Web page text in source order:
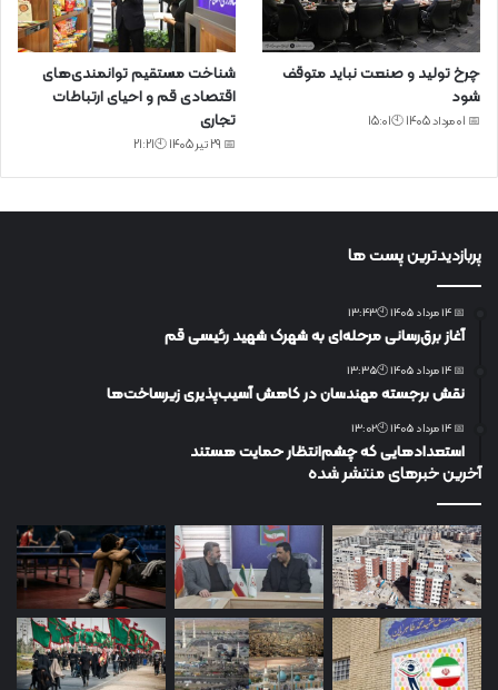
چرخ تولید و صنعت نباید متوقف
شود
📅 01 مرداد 1405 🕙15:01
شناخت مستقیم توانمندی‌های
اقتصادی قم و احیای ارتباطات
تجاری
📅 29 تیر 1405 🕙21:21
پربازدیدترین پست ها
📅 14 مرداد 1405 🕙13:43
آغاز برق‌رسانی مرحله‌ای به شهرک شهید رئیسی قم
📅 14 مرداد 1405 🕙13:35
نقش برجسته مهندسان در کاهش آسیب‌پذیری زیرساخت‌ها
📅 14 مرداد 1405 🕙13:02
استعدادهایی که چشم‌انتظار حمایت هستند
آخرین خبرهای منتشر شده